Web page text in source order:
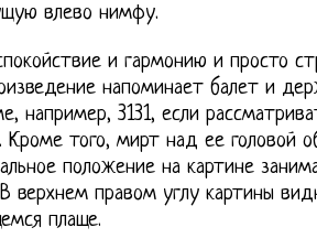
влево нимфу.
и гармонию и просто
напоминает балет и
например, 3131, если
Кроме того, мирт над ее головой
положение на картине
верхнем правом углу картины
плаще.